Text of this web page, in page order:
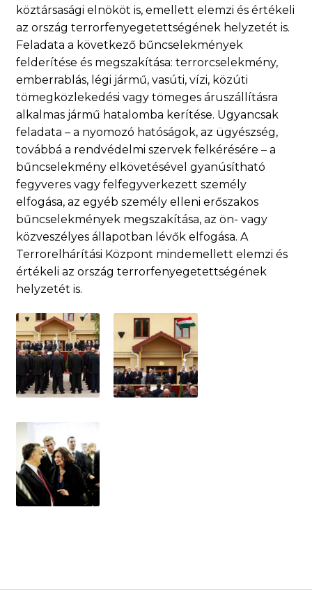
köztársasági elnököt is, emellett elemzi és értékeli
az ország terrorfenyegetettségének helyzetét is.
Feladata a következő bűncselekmények
felderítése és megszakítása: terrorcselekmény,
emberrablás, légi jármű, vasúti, vízi, közúti
tömegközlekedési vagy tömeges áruszállításra
alkalmas jármű hatalomba kerítése. Ugyancsak
feladata – a nyomozó hatóságok, az ügyészség,
továbbá a rendvédelmi szervek felkérésére – a
bűncselekmény elkövetésével gyanúsítható
fegyveres vagy felfegyverkezett személy
elfogása, az egyéb személy elleni erőszakos
bűncselekmények megszakítása, az ön- vagy
közveszélyes állapotban lévők elfogása. A
Terrorelhárítási Központ mindemellett elemzi és
értékeli az ország terrorfenyegetettségének
helyzetét is.